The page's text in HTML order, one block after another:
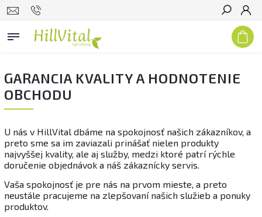
Hľadať
GARANCIA KVALITY A HODNOTENIE
OBCHODU
U nás v HillVital dbáme na spokojnosť našich zákazníkov, a
preto sme sa im zaviazali prinášať nielen produkty
najvyššej kvality, ale aj služby, medzi ktoré patrí rýchle
doručenie objednávok a náš zákaznícky servis.
Vaša spokojnosť je pre nás na prvom mieste, a preto
neustále pracujeme na zlepšovaní našich služieb a ponuky
produktov.